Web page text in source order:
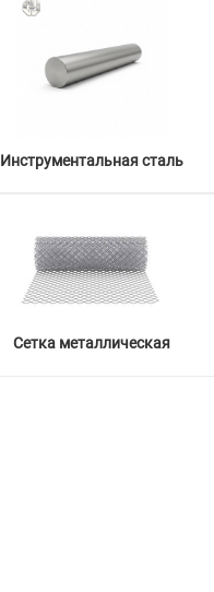
Инструментальная сталь
Сетка металлическая